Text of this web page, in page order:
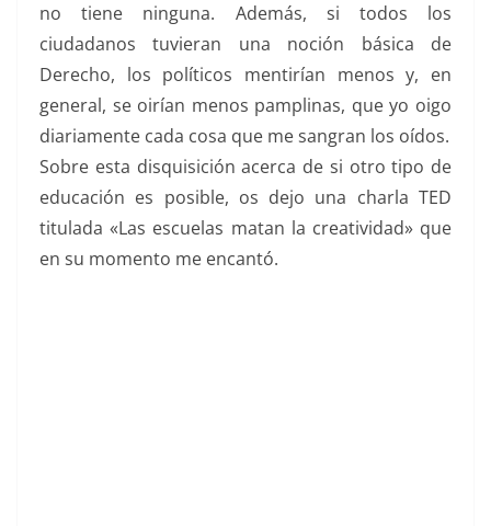
no tiene ninguna. Además, si todos los
ciudadanos tuvieran una noción básica de
Derecho, los políticos mentirían menos y, en
general, se oirían menos pamplinas, que yo oigo
diariamente cada cosa que me sangran los oídos.
Sobre esta disquisición acerca de si otro tipo de
educación es posible, os dejo una charla TED
titulada «Las escuelas matan la creatividad» que
en su momento me encantó.